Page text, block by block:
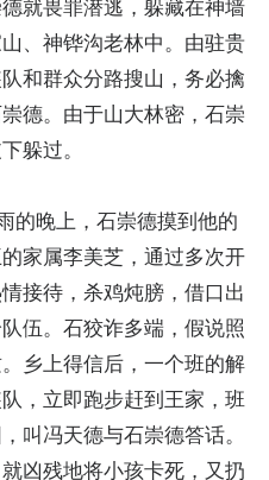
就畏罪潜逃，躲藏在神墙
、神铧沟老林中。由驻贵
和群众分路搜山，务必擒
德。由于山大林密，石崇
躲过。
的晚上，石崇德摸到他的
家属李美芝，通过多次开
接待，杀鸡炖膀，借口出
伍。石狡诈多端，假说照
乡上得信后，一个班的解
，立即跑步赶到王家，班
叫冯天德与石崇德答话。
凶残地将小孩卡死，又扔